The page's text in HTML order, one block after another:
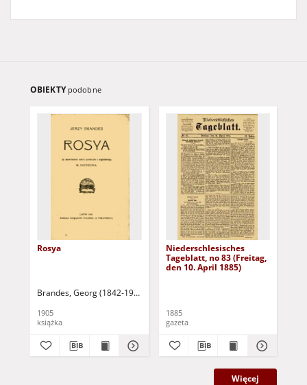
OBIEKTY podobne
Rosya
Brandes, Georg (1842-1927)
1905
książka
Niederschlesisches
Tageblatt, no 83 (Freitag,
den 10. April 1885)
1885
gazeta
Więcej